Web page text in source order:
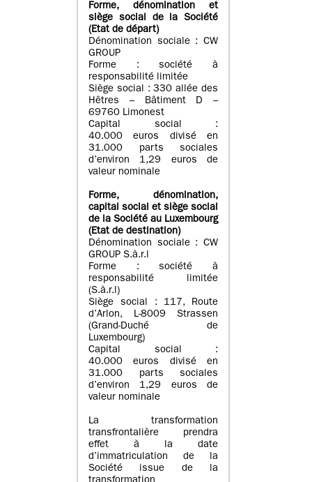
Forme, dénomination et
siège social de la Société
(Etatde départ)
Dénomination sociale : CW
GROUP
Forme : société à
responsabilité limitée
Siège social : 330 allée des
Hêtres – Bâtiment D –
69760 Limonest
Capital social :
40.000 euros divisé en
31.000 parts sociales
d’environ 1,29 euros de
valeur nominale
Forme, dénomination,
capital social et siège social
de la Société au Luxembourg
(Etat de destination)
Dénomination sociale : CW
GROUP S.à.r.l
Forme : société à
responsabilité limitée
(S.à.r.l)
Siège social : 117, Route
d’Arlon, L-8009 Strassen
(Grand-Duché de
Luxembourg)
Capital social :
40.000 euros divisé en
31.000 parts sociales
d’environ 1,29 euros de
valeur nominale
La transformation
transfrontalière prendra
effet à la date
d’immatriculation de la
Société issue de la